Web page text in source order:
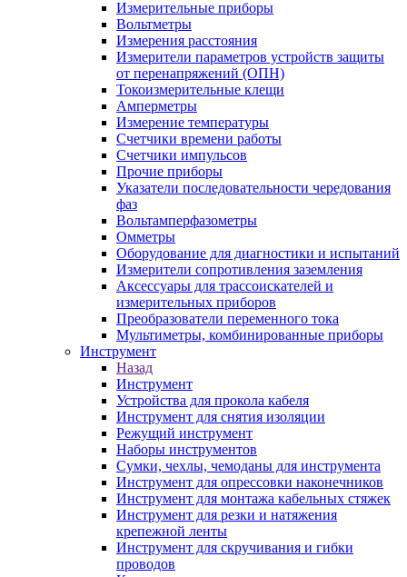
Измерительные приборы
Вольтметры
Измерения расстояния
Измерители параметров устройств защиты
от перенапряжений (ОПН)
Токоизмерительные клещи
Амперметры
Измерение температуры
Счетчики времени работы
Счетчики импульсов
Прочие приборы
Указатели последовательности чередования
фаз
Вольтамперфазометры
Омметры
Оборудование для диагностики и испытаний
Измерители сопротивления заземления
Аксессуары для трассоискателей и
измерительных приборов
Преобразователи переменного тока
Мультиметры, комбинированные приборы
Инструмент
Назад
Инструмент
Устройства для прокола кабеля
Инструмент для снятия изоляции
Режущий инструмент
Наборы инструментов
Сумки, чехлы, чемоданы для инструмента
Инструмент для опрессовки наконечников
Инструмент для монтажа кабельных стяжек
Инструмент для резки и натяжения
крепежной ленты
Инструмент для скручивания и гибки
проводов